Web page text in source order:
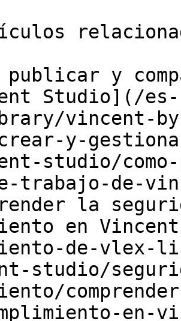
publicar y
Studio](/es-
vincent-
y-
studio/
trabajo-de-
la
en
de-
studio/
en-